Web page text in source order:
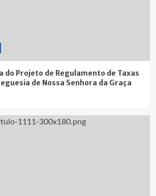
do Projeto de Regulamento de Taxas
de Nossa Senhora da Graça